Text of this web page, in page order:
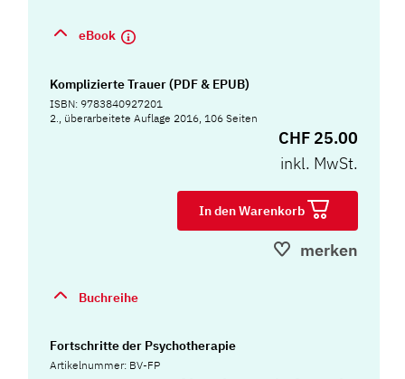
eBook
Komplizierte Trauer (PDF & EPUB)
ISBN: 9783840927201
2., überarbeitete Auflage 2016, 106 Seiten
CHF 25.00
inkl. MwSt.
In den Warenkorb
merken
Buchreihe
Fortschritte der Psychotherapie
Artikelnummer: BV-FP